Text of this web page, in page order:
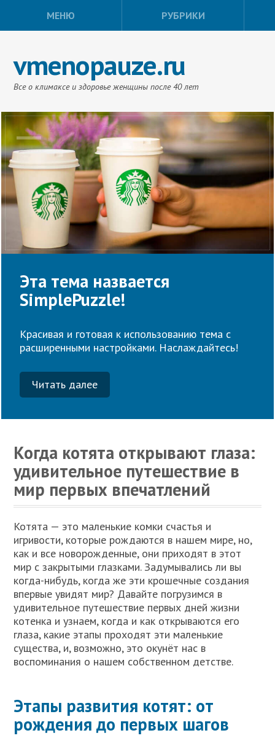
МЕНЮ РУБРИКИ
vmenopauze.ru
Все о климаксе и здоровье женщины после 40 лет
Эта тема назвается
SimplePuzzle!
Красивая и готовая к использованию тема с
расширенными настройками. Наслаждайтесь!
Читать далее
Когда котята открывают глаза:
удивительное путешествие в
мир первых впечатлений
Котята — это маленькие комки счастья и
игривости, которые рождаются в нашем мире, но,
как и все новорожденные, они приходят в этот
мир с закрытыми глазками. Задумывались ли вы
когда-нибудь, когда же эти крошечные создания
впервые увидят мир? Давайте погрузимся в
удивительное путешествие первых дней жизни
котенка и узнаем, когда и как открываются его
глаза, какие этапы проходят эти маленькие
существа, и, возможно, это окунёт нас в
воспоминания о нашем собственном детстве.
Этапы развития котят: от
рождения до первых шагов